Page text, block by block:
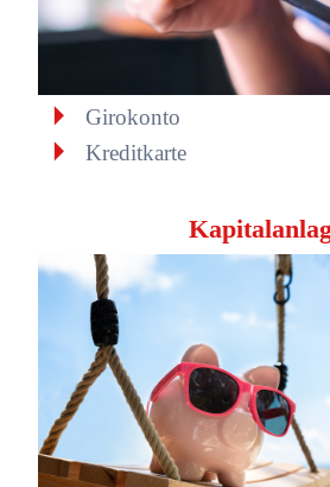
Girokonto
Kreditkarte